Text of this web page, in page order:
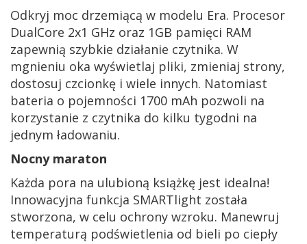
Odkryj moc drzemiącą w modelu Era. Procesor
DualCore 2x1 GHz oraz 1GB pamięci RAM
zapewnią szybkie działanie czytnika. W
mgnieniu oka wyświetlaj pliki, zmieniaj strony,
dostosuj czcionkę i wiele innych. Natomiast
bateria o pojemności 1700 mAh pozwoli na
korzystanie z czytnika do kilku tygodni na
jednym ładowaniu.
Nocny maraton
Każda pora na ulubioną książkę jest idealna!
Innowacyjna funkcja SMARTlight została
stworzona, w celu ochrony wzroku. Manewruj
temperaturą podświetlenia od bieli po ciepły